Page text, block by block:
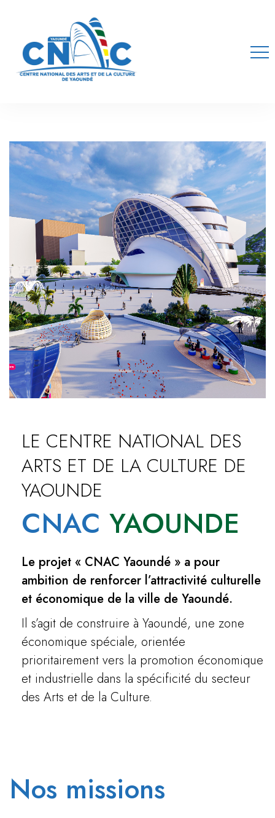
LE CENTRE NATIONAL DES
ARTS ET DE LA CULTURE DE
YAOUNDE
CNAC YAOUNDE
Le projet « CNAC Yaoundé » a pour
ambition de renforcer l’attractivité culturelle
et économique de la ville de Yaoundé.
Il s’agit de construire à Yaoundé, une zone
économique spéciale, orientée
prioritairement vers la promotion économique
et industrielle dans la spécificité du secteur
des Arts et de la Culture.
Nos missions